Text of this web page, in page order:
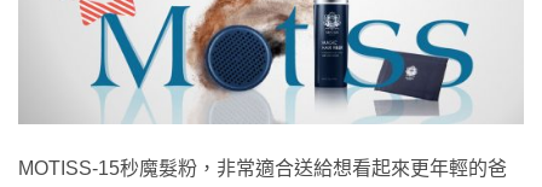
MOTISS-15秒魔髮粉，非常適合送給想看起來更年輕的爸